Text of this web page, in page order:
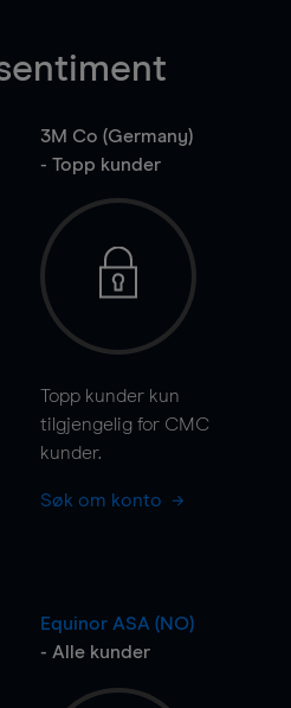
3M Co (Germany)
- Topp kunder
Topp kunder kun
tilgjengelig for CMC
kunder.
Søk om konto
Equinor ASA (NO)
- Alle kunder